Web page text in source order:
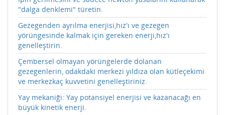
"dalga denklemi" türetin.
Gezegenden ayrılma enerjisi,hız'ı ve gezegen
yörüngesinde kalmak için gereken enerji,hız'ı
genelleştirin.
Çembersel olmayan yörüngelerde dolanan
gezegenlerin, odakdaki merkezi yıldıza olan kütleçekimi
ve merkezkaç kuvvetini genelleştiriniz.
Yay mekaniği: Yay potansiyel enerjisi ve kazanacağı en
büyük kinetik enerji.